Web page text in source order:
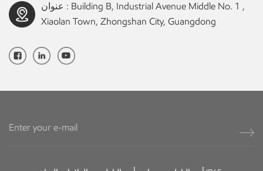
عنوان : Building B, Industrial Avenue Middle No. 1 ,
Xiaolan Town, Zhongshan City, Guangdong